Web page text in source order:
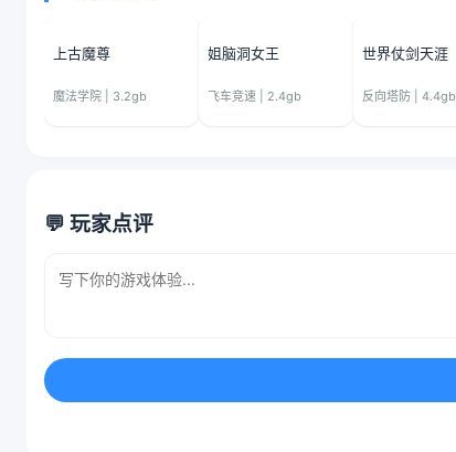
上古魔尊
魔法学院 | 3.2gb
姐脑洞女王
飞车竞速 | 2.4gb
世界仗剑天涯
反向塔防 | 4.4gb
💬 玩家点评